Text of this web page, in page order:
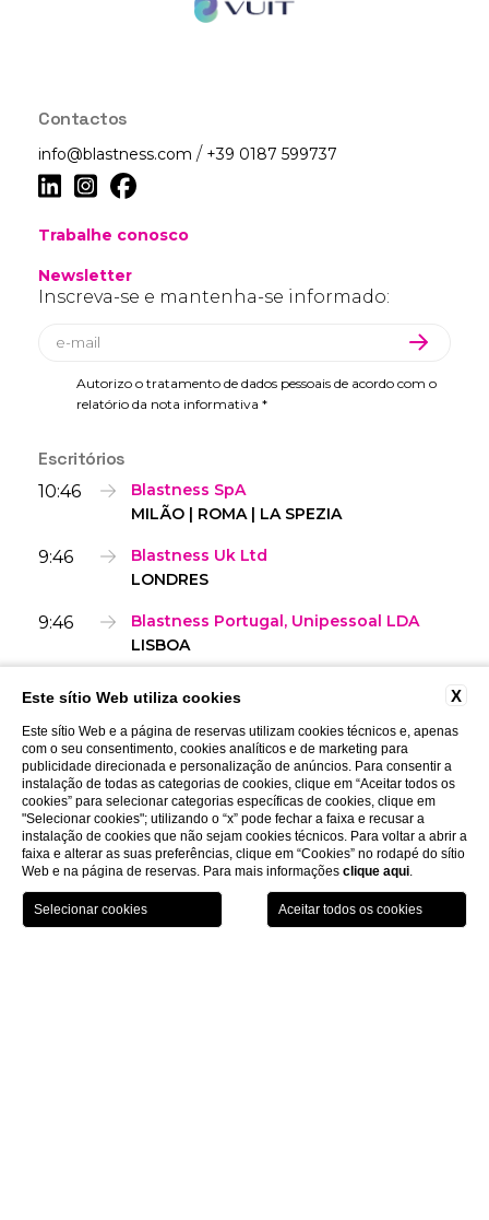
Contactos
info@blastness.com / +39 0187 599737
Trabalhe conosco
Newsletter
Inscreva-se e mantenha-se informado:
Autorizo o tratamento de dados pessoais de acordo com o
relatório da nota informativa *
Escritórios
10:46
Blastness SpA
MILÃO | ROMA | LA SPEZIA
9:46
Blastness Uk Ltd
LONDRES
9:46
Blastness Portugal, Unipessoal LDA
LISBOA
X
Este sítio Web utiliza cookies
Este sítio Web e a página de reservas utilizam cookies técnicos e, apenas
com o seu consentimento, cookies analíticos e de marketing para
publicidade direcionada e personalização de anúncios. Para consentir a
instalação de todas as categorias de cookies, clique em “Aceitar todos os
cookies” para selecionar categorias específicas de cookies, clique em
"Selecionar cookies"; utilizando o “x” pode fechar a faixa e recusar a
instalação de cookies que não sejam cookies técnicos. Para voltar a abrir a
faixa e alterar as suas preferências, clique em “Cookies” no rodapé do sítio
Web e na página de reservas. Para mais informações clique aqui.